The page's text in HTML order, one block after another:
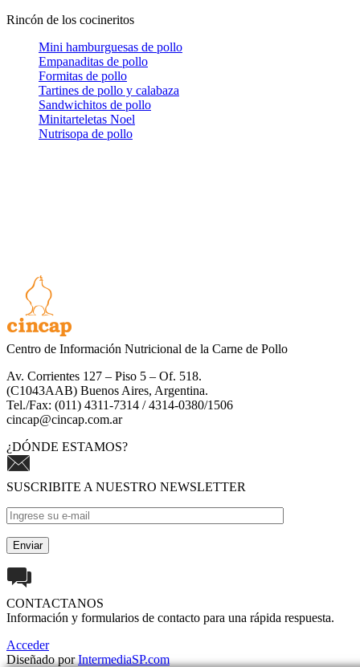
Rincón de los cocineritos
Mini hamburguesas de pollo
Empanaditas de pollo
Formitas de pollo
Tartines de pollo y calabaza
Sandwichitos de pollo
Minitarteletas Noel
Nutrisopa de pollo
Centro de Información Nutricional de la Carne de Pollo
Av. Corrientes 127 – Piso 5 – Of. 518.
(C1043AAB) Buenos Aires, Argentina.
Tel./Fax: (011) 4311-7314 / 4314-0380/1506
cincap@cincap.com.ar
¿DÓNDE ESTAMOS?
SUSCRIBITE A NUESTRO NEWSLETTER
CONTACTANOS
Información y formularios de contacto para una rápida respuesta.
Acceder
Diseñado porIntermediaSP.com